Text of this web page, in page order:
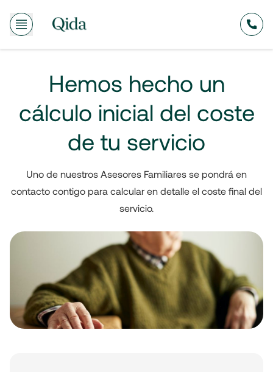
Hemos hecho un
cálculo inicial del coste
de tu servicio
Uno de nuestros Asesores Familiares se pondrá en
contacto contigo para calcular en detalle el coste final del
servicio.